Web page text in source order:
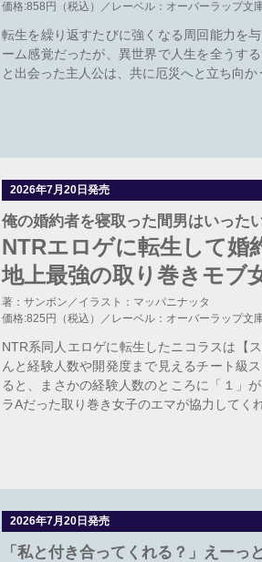
価格:858円（税込）／レーベル：オーバーラップ文
転生を繰り返すたびに強くなる周回能力を
ーム感覚だったが、異世界で人生を全うす
と出会った主人公は、共に厄災へと立ち向
2026年7月20日発売
俺の婚約者を寝取った間男はいっ
NTRエロゲに転生して婚
地上最強の取り巻きモブ
著：サンボン／イラスト：マッパニナッタ
価格:825円（税込）／レーベル：オーバーラップ文
NTR系同人エロゲに転生したニコラスは【
んと経験人数や開発度まで見えるチート級
ると、まさかの経験人数のところに「１」
ラAだった取り巻き女子のエマが協力して
2026年7月20日発売
「私と付き合ってくれる？」えー